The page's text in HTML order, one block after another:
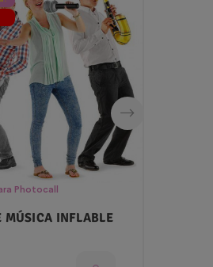
Photocall
MÚSICA INFLABLE